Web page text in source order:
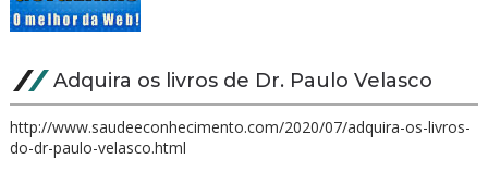
Adquira os livros de Dr. Paulo Velasco
http://www.saudeeconhecimento.com/2020/07/adquira-os-livros-
do-dr-paulo-velasco.html